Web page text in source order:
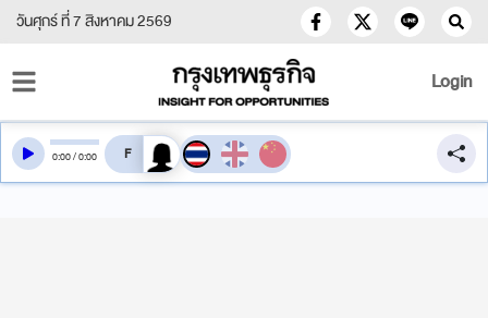
วันศุกร์ ที่ 7 สิงหาคม 2569
Login
0:00/0:00 สลับเสียงอ่าน